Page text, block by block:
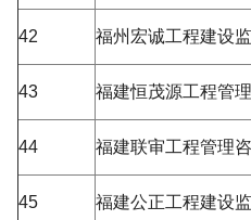
42 福州宏诚工程建设
43 福建恒茂源工程管
44 福建联审工程管理
45 福建公正工程建设